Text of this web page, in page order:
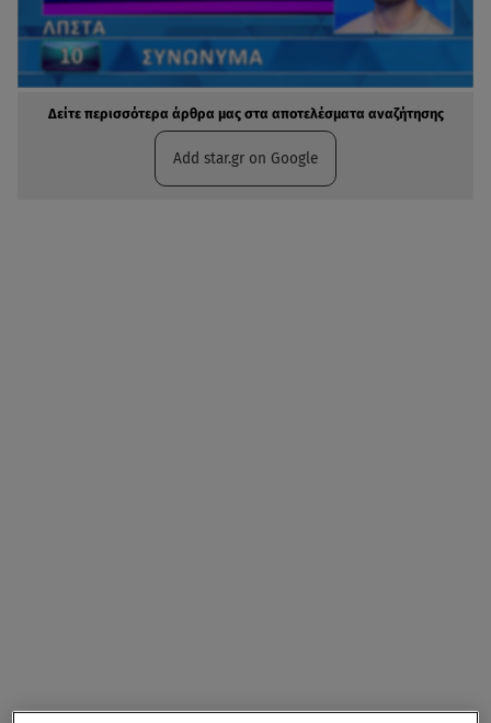
Δείτε περισσότερα άρθρα μας στα αποτελέσματα αναζήτησης
Add star.gr on Google